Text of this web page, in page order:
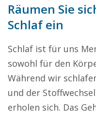
Räumen Sie
Schlaf ein
Schlaf ist für uns
sowohl für den
Während wir
und der
erholen sich. Das